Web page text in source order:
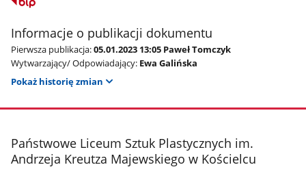
Informacje o publikacji dokumentu
Pierwsza publikacja:05.01.2023 13:05 Paweł Tomczyk
Wytwarzający/ Odpowiadający: Ewa Galińska
Pokaż historię zmian
stopka
Państwowe Liceum Sztuk Plastycznych im.
Andrzeja Kreutza Majewskiego w Kościelcu